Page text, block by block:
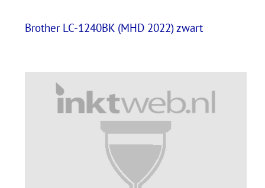
Brother LC-1240BK (MHD 2022) zwart